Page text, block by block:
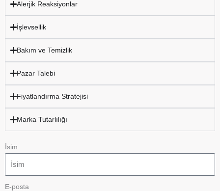
Alerjik Reaksiyonlar
İşlevsellik
Bakım ve Temizlik
Pazar Talebi
Fiyatlandırma Stratejisi
Marka Tutarlılığı
İsim
E-posta